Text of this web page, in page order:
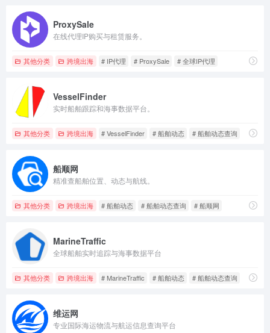
ProxySale
在线代理IP购买与租赁服务。
其他分类 跨境出海 # IP代理 # ProxySale # 全球IP代理
VesselFinder
实时船舶跟踪和海事数据平台。
其他分类 跨境出海 # VesselFinder # 船舶动态 # 船舶动态查询
船顺网
精准查船舶位置、动态与航线。
其他分类 跨境出海 # 船舶动态 # 船舶动态查询 # 船顺网
MarineTraffic
全球船舶实时追踪与海事数据平台
其他分类 跨境出海 # MarineTraffic # 船舶动态 # 船舶动态查询
维运网
专业国际海运物流与航运信息查询平台